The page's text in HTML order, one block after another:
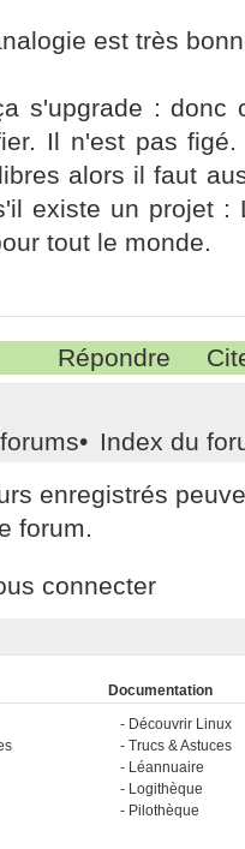
est très
s'upgrade : donc
Il n'est pas
alors il faut
existe un projet :
tout le monde.
Répondre
• Index du
enregistrés
forum.
connecter
Documentation
Découvrir Linux
Trucs & Astuces
Léannuaire
Logithèque
Pilothèque